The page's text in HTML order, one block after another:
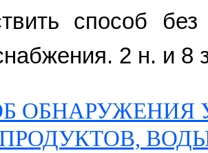
способ без
2 н. и
ОБНАРУЖЕНИЯ